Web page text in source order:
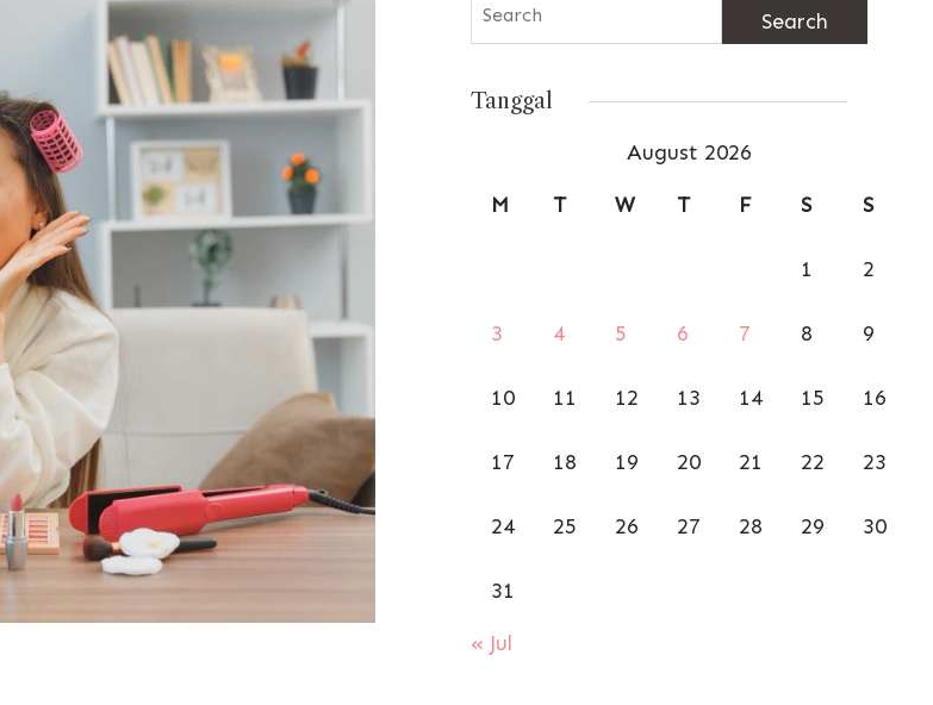
for:
Tanggal
August 2026
M
T W T F S S
1 2
3 4 5 6 7 8 9
10 11 12 13 14 15 16
17 18 19 20 21 22 23
24 25 26 27 28 29 30
31
« Jul